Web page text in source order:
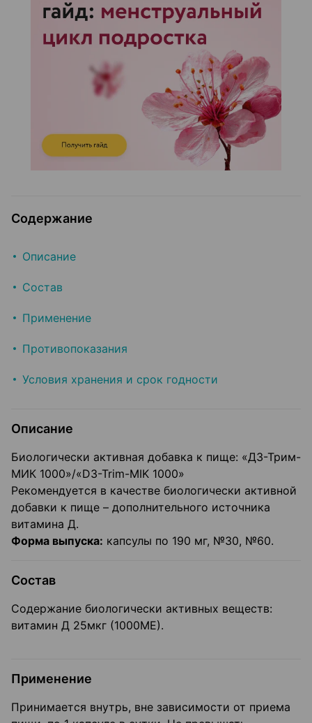
Содержание
Описание
Состав
Применение
Противопоказания
Условия хранения и срок годности
Описание
Биологически активная добавка к пище: «Д3-Трим-
МИК 1000»/«D3-Trim-MIK 1000»
Рекомендуется в качестве биологически активной
добавки к пище – дополнительного источника
витамина Д.
Форма выпуска: капсулы по 190 мг, №30, №60.
Состав
Содержание биологически активных веществ:
витамин Д 25мкг (1000МЕ).
Применение
Принимается внутрь, вне зависимости от приема